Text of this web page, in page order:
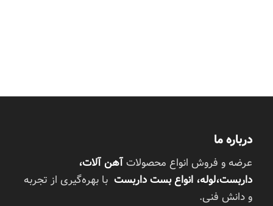
درباره ما
عرضه و فروش انواع محصولات آهن آلات،
داربست،لوله، انواع بست داربست با بهره‌گیری از تجربه
و دانش فنی.